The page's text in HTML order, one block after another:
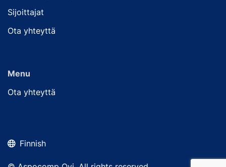
Sijoittajat
Ota yhteyttä
Menu
Ota yhteyttä
Finnish